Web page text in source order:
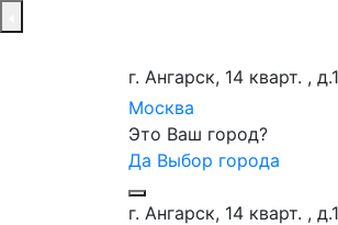
г. Ангарск, 14 кварт. ,
Москва
Это Ваш город?
Да Выбор города
г. Ангарск, 14 кварт. ,